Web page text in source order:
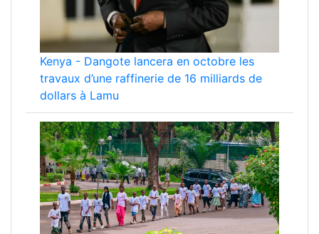
Kenya - Dangote lancera en octobre les
travaux d’une raffinerie de 16 milliards de
dollars à Lamu